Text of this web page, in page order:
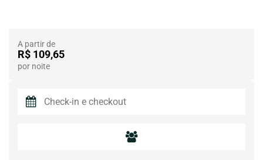
A partir de
R$ 109,65
por noite